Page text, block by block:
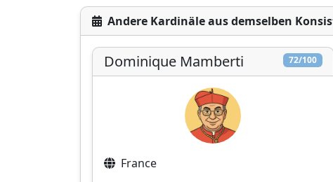
Andere Kardinäle aus demselben
72/100
Dominique Mamberti
France